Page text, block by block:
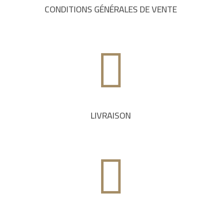
CONDITIONS GÉNÉRALES DE VENTE

LIVRAISON
